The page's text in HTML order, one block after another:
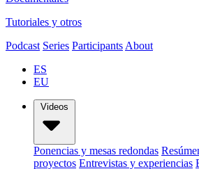
Tutoriales y otros
Podcast Series Participants About
ES
EU
Videos
Ponencias y mesas redondas
proyectos Entrevistas y experiencias